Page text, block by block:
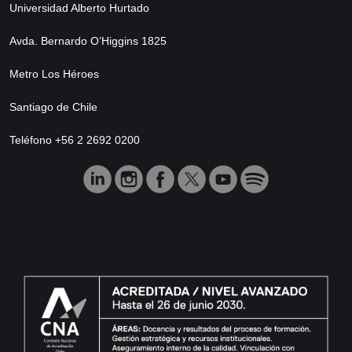
Universidad Alberto Hurtado
Avda. Bernardo O’Higgins 1825
Metro Los Héroes
Santiago de Chile
Teléfono +56 2 2692 0200